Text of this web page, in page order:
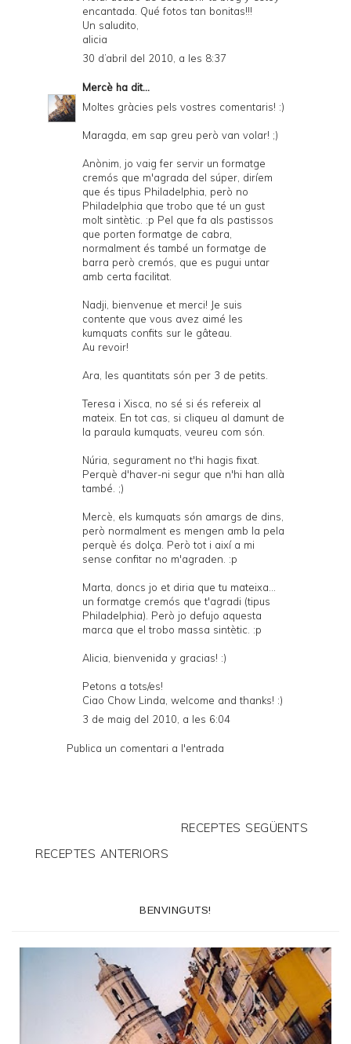
encantada. Qué fotos tan bonitas!!!
Un saludito,
alicia
30 d’abril del 2010, a les 8:37
Mercè ha dit...
Moltes gràcies pels vostres comentaris! :)
Maragda, em sap greu però van volar! ;)
Anònim, jo vaig fer servir un formatge
cremós que m'agrada del súper, diríem
que és tipus Philadelphia, però no
Philadelphia que trobo que té un gust
molt sintètic. :p Pel que fa als pastissos
que porten formatge de cabra,
normalment és també un formatge de
barra però cremós, que es pugui untar
amb certa facilitat.
Nadji, bienvenue et merci! Je suis
contente que vous avez aimé les
kumquats confits sur le gâteau.
Au revoir!
Ara, les quantitats són per 3 de petits.
Teresa i Xisca, no sé si és refereix al
mateix. En tot cas, si cliqueu al damunt de
la paraula kumquats, veureu com són.
Núria, segurament no t'hi hagis fixat.
Perquè d'haver-ni segur que n'hi han allà
també. ;)
Mercè, els kumquats són amargs de dins,
però normalment es mengen amb la pela
perquè és dolça. Però tot i així a mi
sense confitar no m'agraden. :p
Marta, doncs jo et diria que tu mateixa...
un formatge cremós que t'agradi (tipus
Philadelphia). Però jo defujo aquesta
marca que el trobo massa sintètic. :p
Alicia, bienvenida y gracias! :)
Petons a tots/es!
Ciao Chow Linda, welcome and thanks! :)
3 de maig del 2010, a les 6:04
Publica un comentari a l'entrada
RECEPTES SEGÜENTS
RECEPTES ANTERIORS
BENVINGUTS!